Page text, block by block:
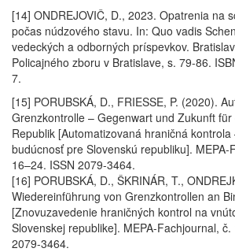
[14] ONDREJOVIČ, D., 2023. Opatrenia na
počas núdzového stavu. In: Quo vadis
vedeckých a odborných príspevkov.
Policajného zboru v Bratislave, s. 79-86.
7.
[15] PORUBSKÁ, D., FRIESSE, P. (2020).
Grenzkontrolle – Gegenwart und Zukunft
Republik [Automatizovaná hraničná
budúcnosť pre Slovenskú republiku]. MEPA-
16–24. ISSN 2079-3464.
[16] PORUBSKÁ, D., ŠKRINÁR, T.,
Wiedereinführung von Grenzkontrollen an
[Znovuzavedenie hraničných kontrol na
Slovenskej republike]. MEPA-Fachjournal,
2079-3464.